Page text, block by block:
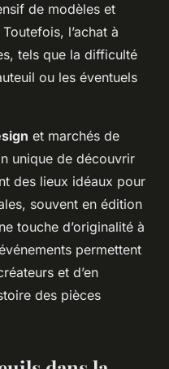
de modèles et
l’achat à
tels que la difficulté
ou les éventuels
et marchés de
unique de découvrir
des lieux idéaux pour
souvent en édition
touche d’originalité à
permettent
et d’en
des pièces